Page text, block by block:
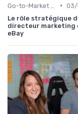
•
Le rôle stratégique
directeur marketing
eBay